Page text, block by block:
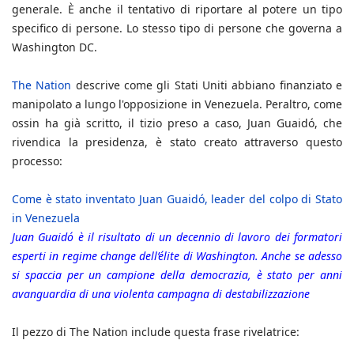
generale. È anche il tentativo di riportare al potere un tipo
specifico di persone. Lo stesso tipo di persone che governa a
Washington DC.
The Nation descrive come gli Stati Uniti abbiano finanziato e
manipolato a lungo l'opposizione in Venezuela. Peraltro, come
ossin ha già scritto, il tizio preso a caso, Juan Guaidó, che
rivendica la presidenza, è stato creato attraverso questo
processo:
Come è stato inventato Juan Guaidó, leader del colpo di Stato
in Venezuela
Juan Guaidó è il risultato di un decennio di lavoro dei formatori
esperti in regime change dell’élite di Washington. Anche se adesso
si spaccia per un campione della democrazia, è stato per anni
avanguardia di una violenta campagna di destabilizzazione
Il pezzo di The Nation include questa frase rivelatrice: